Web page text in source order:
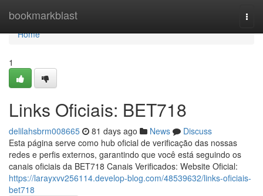
bookmarkblast
Home
Home
1
Links Oficiais: BET718
delilahsbrm008665 81 days ago News
Discuss
Esta página serve como hub oficial de verificação das nossas
redes e perfis externos, garantindo que você está seguindo os
canais oficiais da BET718 Canais Verificados: Website Oficial:
https://larayxvv256114.develop-blog.com/48539632/links-oficiais-
bet718